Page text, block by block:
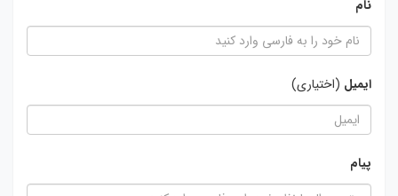
نام
ایمیل (اختیاری)
پیام